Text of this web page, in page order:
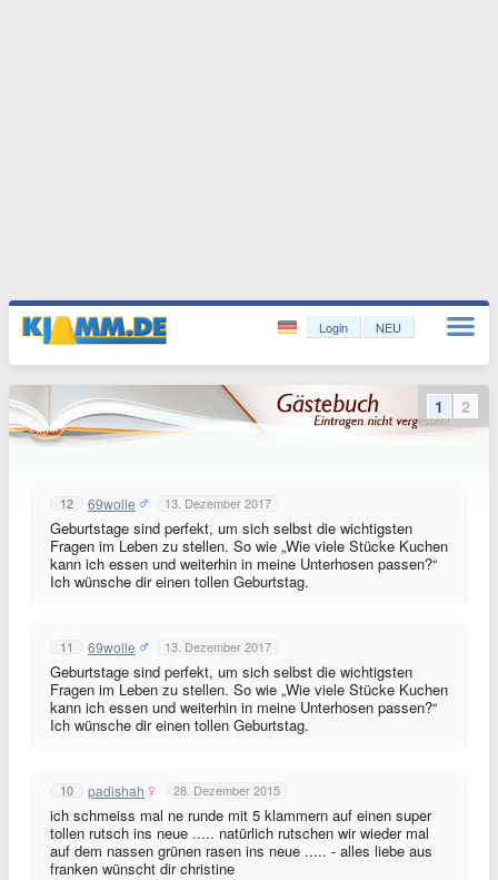
Login NEU
12 69wolle 13. Dezember 2017
Geburtstage sind perfekt, um sich selbst die wichtigsten
Fragen im Leben zu stellen. So wie „Wie viele Stücke Kuchen
kann ich essen und weiterhin in meine Unterhosen passen?“
Ich wünsche dir einen tollen Geburtstag.
11 69wolle 13. Dezember 2017
Geburtstage sind perfekt, um sich selbst die wichtigsten
Fragen im Leben zu stellen. So wie „Wie viele Stücke Kuchen
kann ich essen und weiterhin in meine Unterhosen passen?“
Ich wünsche dir einen tollen Geburtstag.
10 padishah 28. Dezember 2015
ich schmeiss mal ne runde mit 5 klammern auf einen super
tollen rutsch ins neue ..... natürlich rutschen wir wieder mal
auf dem nassen grünen rasen ins neue ..... - alles liebe aus
franken wünscht dir christine
1 2